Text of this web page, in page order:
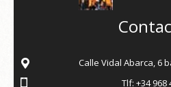
Calle Vidal Abarca, 6
Tlf: +34 968